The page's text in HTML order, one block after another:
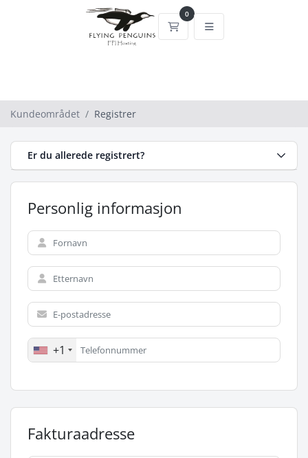
0
Handlevogn
Kundeområdet Registrer
Er du allerede registrert?
Personlig informasjon
+1
Fakturaadresse